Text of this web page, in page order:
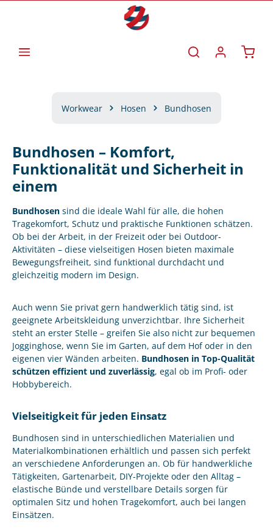
Workwear Hosen Bundhosen
Bundhosen – Komfort,
Funktionalität und Sicherheit in
einem
Bundhosen sind die ideale Wahl für alle, die hohen
Tragekomfort, Schutz und praktische Funktionen schätzen.
Ob bei der Arbeit, in der Freizeit oder bei Outdoor-
Aktivitäten – diese vielseitigen Hosen bieten maximale
Bewegungsfreiheit, sind funktional durchdacht und
gleichzeitig modern im Design.
Auch wenn Sie privat gern handwerklich tätig sind, ist
geeignete Arbeitskleidung unverzichtbar. Ihre Sicherheit
steht an erster Stelle – greifen Sie also nicht zur bequemen
Jogginghose, wenn Sie im Garten, auf dem Hof oder in den
eigenen vier Wänden arbeiten. Bundhosen in Top-Qualität
schützen effizient und zuverlässig, egal ob im Profi- oder
Hobbybereich.
Vielseitigkeit für jeden Einsatz
Bundhosen sind in unterschiedlichen Materialien und
Materialkombinationen erhältlich und passen sich perfekt
an verschiedene Anforderungen an. Ob für handwerkliche
Tätigkeiten, Gartenarbeit, DIY-Projekte oder den Alltag –
elastische Bünde und verstellbare Details sorgen für
optimalen Sitz und hohen Tragekomfort, auch bei langen
Einsätzen.